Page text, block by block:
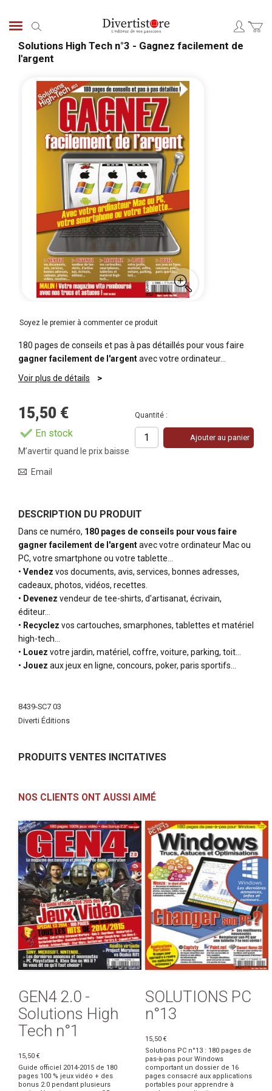
Solutions High Tech n°3 - Gagnez facilement de
l'argent
Soyez le premier à commenter ce produit
180 pages de conseils et pas à pas détaillés pour vous faire
gagner facilement de l'argentavec votre ordinateur…
Voir plus de détails
15,50 €
En stock
Quantité :
Ajouter au panier
M’avertir quand le prix baisse
Email
DESCRIPTION DU PRODUIT
Dans ce numéro, 180 pages de conseils pour vous faire
gagner facilement de l'argentavec votre ordinateur Mac ou
PC, votre smartphone ou votre tablette…
• Vendez vos documents, avis, services, bonnes adresses,
cadeaux, photos, vidéos, recettes.
• Devenez vendeur de tee-shirts, d'artisanat, écrivain,
éditeur…
• Recyclez vos cartouches, smarphones, tablettes et matériel
high-tech…
• Louez votre jardin, matériel, coffre, voiture, parking, toit…
• Jouez aux jeux en ligne, concours, poker, paris sportifs…
d'infos
8439-SC7 03
Diverti Éditions
PRODUITS VENTES INCITATIVES
NOS CLIENTS ONT AUSSI AIMÉ
GEN4 2.0 -
Solutions High
Tech n°1
15,50 €
Guide officiel 2014-2015 de 180
pages 100 % jeux vidéo + des
bonus 2.0 pendant plusieurs
SOLUTIONS PC
n°13
15,50 €
Solutions PC n°13 : 180 pages de
pas-à-pas pour Windows
comportant un dossier de 16
pages consacré aux applications
portables pour apprendre à